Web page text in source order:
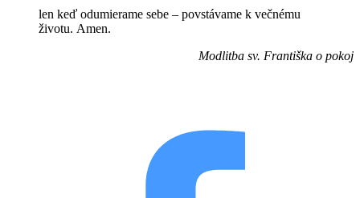
len keď odumierame sebe – povstávame k večnému
životu. Amen.
Modlitba sv. Františka o pokoj